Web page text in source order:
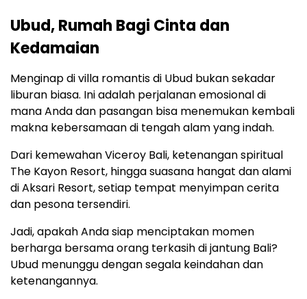
Ubud, Rumah Bagi Cinta dan
Kedamaian
Menginap di villa romantis di Ubud bukan sekadar
liburan biasa. Ini adalah perjalanan emosional di
mana Anda dan pasangan bisa menemukan kembali
makna kebersamaan di tengah alam yang indah.
Dari kemewahan Viceroy Bali, ketenangan spiritual
The Kayon Resort, hingga suasana hangat dan alami
di Aksari Resort, setiap tempat menyimpan cerita
dan pesona tersendiri.
Jadi, apakah Anda siap menciptakan momen
berharga bersama orang terkasih di jantung Bali?
Ubud menunggu dengan segala keindahan dan
ketenangannya.